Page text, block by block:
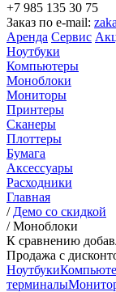
+7 985 135 30 75
Заказ по e-mail:
Аренда Сервис
Ноутбуки
Компьютеры
Моноблоки
Мониторы
Принтеры
Сканеры
Плоттеры
Бумага
Аксессуары
Расходники
Главная
/ Демо со скидкой
/Моноблоки
К сравнению
Продажа с
Ноутбуки
терминалы